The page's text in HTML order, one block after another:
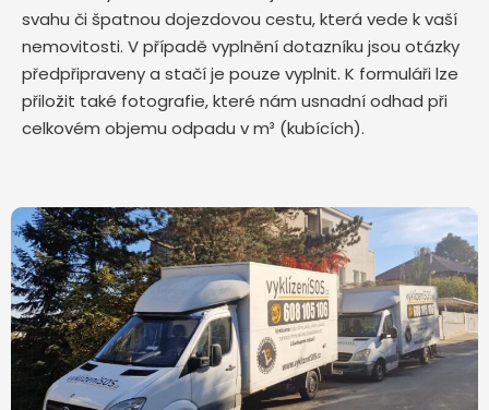
svahu či špatnou dojezdovou cestu, která vede k vaší
nemovitosti. V případě vyplnění dotazníku jsou otázky
předpřipraveny a stačí je pouze vyplnit. K formuláři lze
přiložit také fotografie, které nám usnadní odhad při
celkovém objemu odpadu v m³ (kubících).